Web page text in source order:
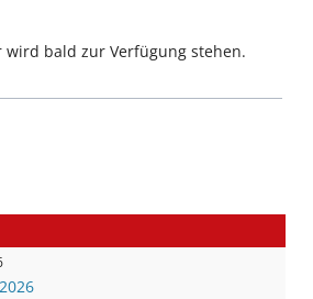
wird bald zur Verfügung stehen.